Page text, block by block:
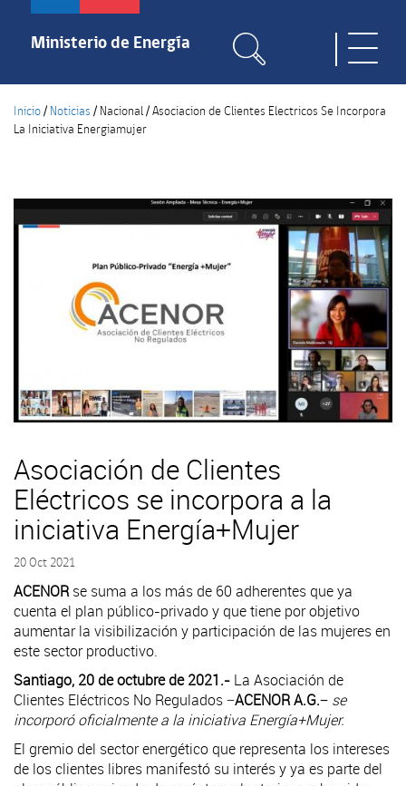
Pasar
contenido
Ministerio de Energía
Inicio/ Noticias / Nacional/Asociacion de Clientes Electricos Se Incorpora
La Iniciativa Energiamujer
Asociación de Clientes
Eléctricos se incorpora a la
iniciativa Energía+Mujer
20 Oct 2021
ACENORse suma a los más de 60 adherentes que ya
cuenta el plan público-privado y que tiene por objetivo
aumentar la visibilización y participación de las mujeres en
este sector productivo.
Santiago, 20 de octubre de 2021.- La Asociación de
Clientes Eléctricos No Regulados −ACENOR A.G.− se
incorporó oficialmente a la iniciativa Energía+Mujer.
El gremio del sector energético que representa los intereses
de los clientes libres manifestó su interés y ya es parte del